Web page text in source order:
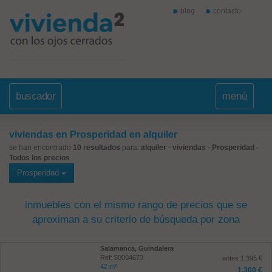
blog contacto
buscador menú
viviendas en Prosperidad en alquiler
se han encontrado 10 resultados para: alquiler - viviendas - Prosperidad -
Todos los precios
Prosperidad
inmuebles con el mismo rango de precios que se
aproximan a su criterio de búsqueda por zona
Salamanca, Guindalera
Ref: 50004673
42 m²
antes 1.395 €
1.300 €